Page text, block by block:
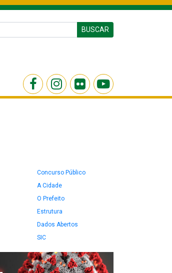
BUSCAR
Concurso Público
A Cidade
O Prefeito
Estrutura
Dados Abertos
SIC